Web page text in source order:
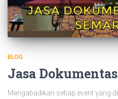
BLOG
Jasa
Mengabadikan setiap event yang